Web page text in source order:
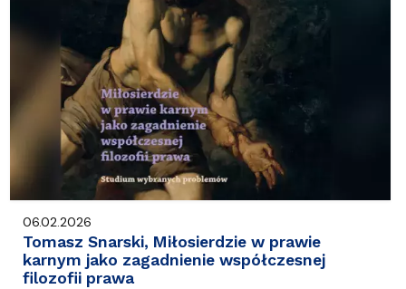
06.02.2026
Tomasz Snarski, Miłosierdzie w prawie
karnym jako zagadnienie współczesnej
filozofii prawa